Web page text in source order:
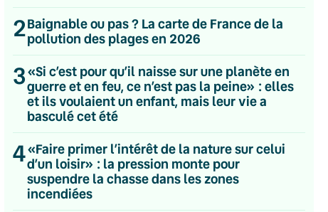
2Baignable ou pas ? La carte de France de la
pollution des plages en 2026
3«Si c’est pour qu’il naisse sur une planète en
guerre et en feu, ce n’est pas la peine» : elles
et ils voulaient un enfant, mais leur vie a
basculé cet été
4«Faire primer l’intérêt de la nature sur celui
d’un loisir» : la pression monte pour
suspendre la chasse dans les zones
incendiées
💌 Inscrivez-vous à nos newsletters